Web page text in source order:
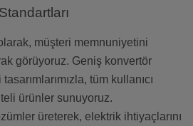
müşteri memnuniyetini
görüyoruz. Geniş konvertör
tüm kullanıcı
ürünler sunuyoruz.
üreterek, elektrik ihtiyaçlarını